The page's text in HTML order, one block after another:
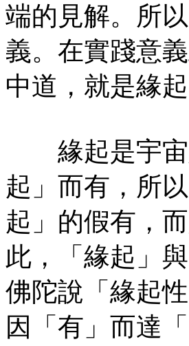
端的見解。所
義。在實踐意
中道，就是緣起
緣起是宇宙
起」而有，所
起」的假有，
此，「緣起」
佛陀說「緣起
因「有」而達